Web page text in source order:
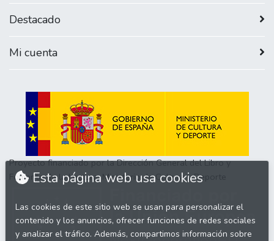
Destacado
Mi cuenta
Proyecto financiado por la Dirección General del Libro y
Fomento de la Lectura, Ministerio de Cultura y Deporte
Esta página web usa cookies
Las cookies de este sitio web se usan para personalizar el
contenido y los anuncios, ofrecer funciones de redes sociales
y analizar el tráfico. Además, compartimos información sobre